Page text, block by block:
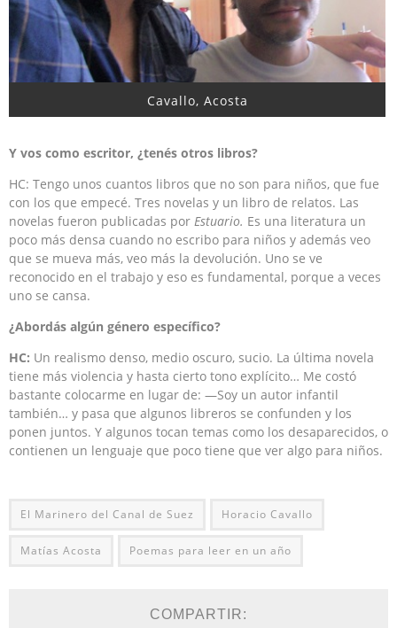
Cavallo, Acosta
Y vos como escritor, ¿tenés otros libros?
HC: Tengo unos cuantos libros que no son para niños, que fue
con los que empecé. Tres novelas y un libro de relatos. Las
novelas fueron publicadas por Estuario. Es una literatura un
poco más densa cuando no escribo para niños y además veo
que se mueva más, veo más la devolución. Uno se ve
reconocido en el trabajo y eso es fundamental, porque a veces
uno se cansa.
¿Abordás algún género específico?
HC: Un realismo denso, medio oscuro, sucio. La última novela
tiene más violencia y hasta cierto tono explícito… Me costó
bastante colocarme en lugar de: —Soy un autor infantil
también… y pasa que algunos libreros se confunden y los
ponen juntos. Y algunos tocan temas como los desaparecidos, o
contienen un lenguaje que poco tiene que ver algo para niños.
El Marinero del Canal de Suez Horacio Cavallo
Matías Acosta Poemas para leer en un año
COMPARTIR: